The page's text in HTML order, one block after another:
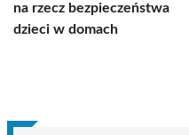
na rzecz bezpieczeństwa
dzieci w domach